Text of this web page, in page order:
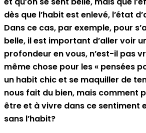
dès que l’habit est enlevé, l’état
Dans ce cas, par exemple, pour
belle, il est important d’aller voir
profondeur en vous, n’est-il pas
même chose pour les « pensées
un habit chic et se maquiller de
nous fait du bien, mais comment
être et à vivre dans ce sentiment
sans l’habit?